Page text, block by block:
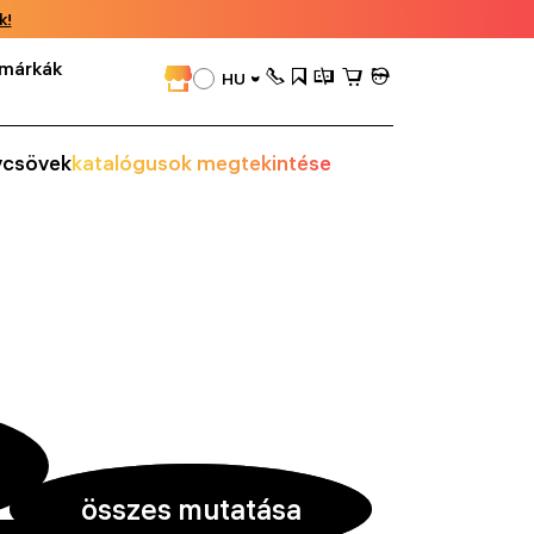
márkák
HU
katalógusok megtekintése
összes mutatása